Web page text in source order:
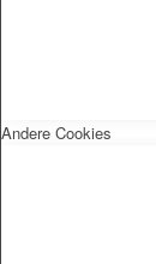
Andere Cookies